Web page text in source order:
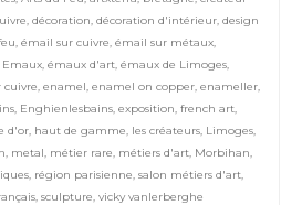
, décoration, décoration d'intérieur, design
, émail sur cuivre, émail sur métaux,
Emaux, émaux d'art, émaux de Limoges,
cuivre, enamel, enamel on copper, enameller,
, Enghienlesbains, exposition, french art,
d'or, haut de gamme, les créateurs, Limoges,
, metal, métier rare, métiers d'art, Morbihan,
, région parisienne, salon métiers d'art,
, sculpture, vicky vanlerberghe